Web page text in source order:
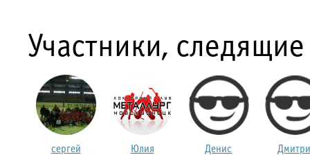
Участники,
сергей
Юлия
Денис